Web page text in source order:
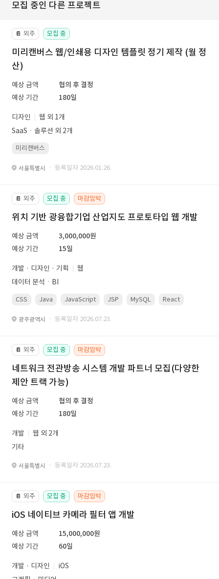
모집 중인 다른 프로젝트
📔 외주 모집 중
미리캔버스 웹/인쇄용 디자인 템플릿 정기 제작 (월 정
산)
예상 금액
협의 후 결정
예상 기간
180일
디자인
웹 외 1개
SaaSㆍ솔루션 외 2개
미리캔버스
서울특별시 · 등록일자 2026.01.26.
📔 외주 모집 중 마감임박
위치 기반 광융합기업 산업지도 프로토타입 웹 개발
예상 금액
3,000,000원
예상 기간
15일
개발 · 디자인 · 기획
웹
데이터 분석ㆍBI
CSS Java JavaScript JSP MySQL React
광주광역시 · 등록일자 2026.07.23.
📔 외주 모집 중 마감임박
네트워크 전관방송 시스템 개발 파트너 모집(다양한
제안 트랙 가능)
예상 금액
협의 후 결정
예상 기간
180일
개발
웹 외 2개
기타
서울특별시 · 등록일자 2026.07.23.
📔 외주 모집 중 마감임박
iOS 네이티브 카메라 필터 앱 개발
예상 금액
15,000,000원
예상 기간
60일
개발 · 디자인
iOS